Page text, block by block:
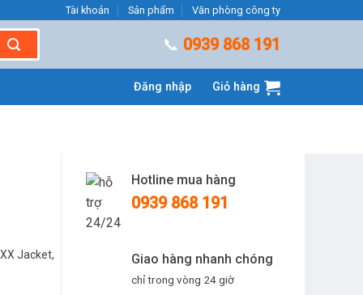
Tài khoản Sản phẩm Văn phòng công ty
📞 0939 868 191
Đăng nhập Giỏ hàng
Hotline mua hàng
0939 868 191
Giao hàng nhanh chóng
chỉ trong vòng 24 giờ
Jacket,